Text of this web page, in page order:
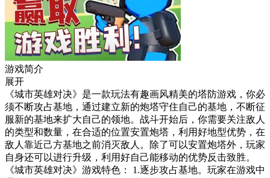
游戏简介
展开
《城市英雄对决》是一款玩法有趣画风精美的塔防游戏，你必
须不断攻占基地，通过建立新的炮塔守住自己的基地，不断征
服新的基地来扩大自己的领地。战斗开始后，你需要关注敌人
的类型和数量，在合适的位置安置炮塔，利用好地型优势，在
敌人靠近己方基地之前消灭敌人。除了可以安置炮塔外，玩家
自身还可以进行升级，利用好自己能移动的优势反击致胜。
《城市英雄对决》游戏特色： 1.逐步攻占基地。玩家在游戏中